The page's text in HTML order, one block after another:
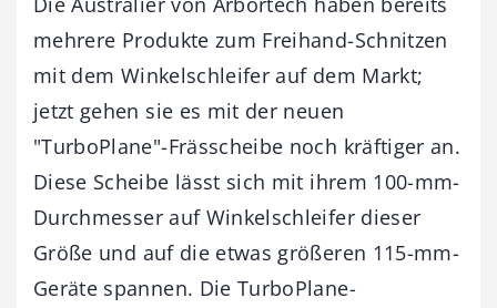
mehrere Produkte zum Freihand-Schnitzen
mit dem Winkelschleifer auf dem Markt;
jetzt gehen sie es mit der neuen
"TurboPlane"-Frässcheibe noch kräftiger an.
Diese Scheibe lässt sich mit ihrem 100-mm-
Durchmesser auf Winkelschleifer dieser
Größe und auf die etwas größeren 115-mm-
Geräte spannen. Die TurboPlane-